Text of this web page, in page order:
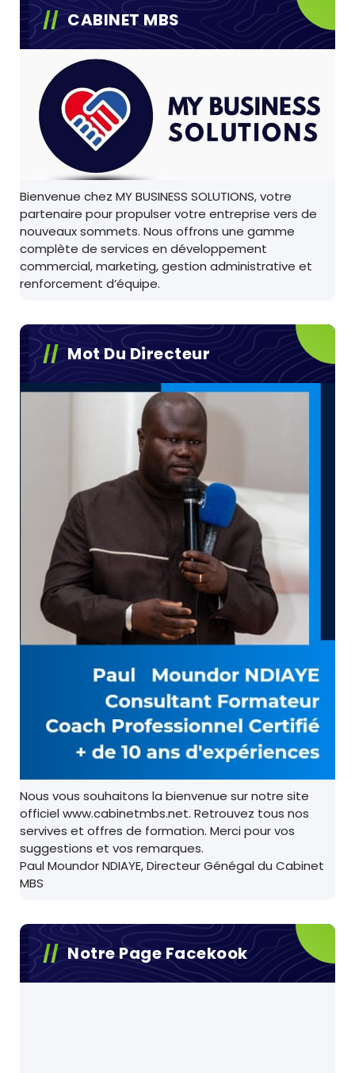
CABINET MBS
Bienvenue chez MY BUSINESS SOLUTIONS, votre
partenaire pour propulser votre entreprise vers de
nouveaux sommets. Nous offrons une gamme
complète de services en développement
commercial, marketing, gestion administrative et
renforcement d’équipe.
Mot Du Directeur
Nous vous souhaitons la bienvenue sur notre site
officiel www.cabinetmbs.net. Retrouvez tous nos
servives et offres de formation. Merci pour vos
suggestions et vos remarques.
Paul Moundor NDIAYE, Directeur Génégal du Cabinet
MBS
Notre Page Facekook